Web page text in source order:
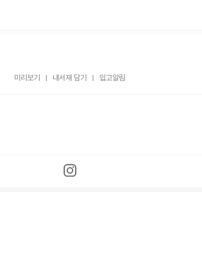
미리보기 내서재 담기 입고알림